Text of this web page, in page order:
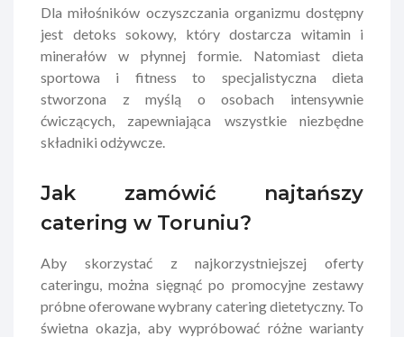
Dla miłośników oczyszczania organizmu dostępny
jest detoks sokowy, który dostarcza witamin i
minerałów w płynnej formie. Natomiast dieta
sportowa i fitness to specjalistyczna dieta
stworzona z myślą o osobach intensywnie
ćwiczących, zapewniająca wszystkie niezbędne
składniki odżywcze.
Jak zamówić najtańszy
catering w Toruniu?
Aby skorzystać z najkorzystniejszej oferty
cateringu, można sięgnąć po promocyjne zestawy
próbne oferowane wybrany catering dietetyczny. To
świetna okazja, aby wypróbować różne warianty